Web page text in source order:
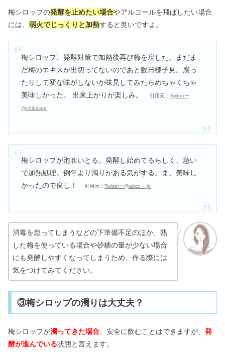
梅シロップの発酵を止めたい場合やアルコールを飛ばしたい場合
には、 弱火でじっくりと加熱すると良いですよ。
梅シロップ、発酵対策で加熱後再び梅を戻した。まだま
だ梅のエキスが出切ってないのであと数日様子見。腐っ
たりして変な味がしないか味見してみたらめちゃくちゃ
美味しかった。 出来上がりが楽しみ。
引用元：Twitterー
@chibicare
梅シロップが泡吹いとる。発酵し始めてるらしく、急い
で加熱処理。例年より濁りがある気がする。ま、美味し
かったので良し！
引用元：Twitterー@abco__jp
消毒を怠ってしまうなどの下準備不足のほか、熟
した梅を使っている場合や砂糖の量が少ない場合
にも発酵しやすくなってしまうため、作る際には
気をつけてみてください。
③梅シロップの濁りは大丈夫？
梅シロップが濁ってきた場合 、安全に飲むことはできますが、 発
酵が進んでいる状態と言えます。